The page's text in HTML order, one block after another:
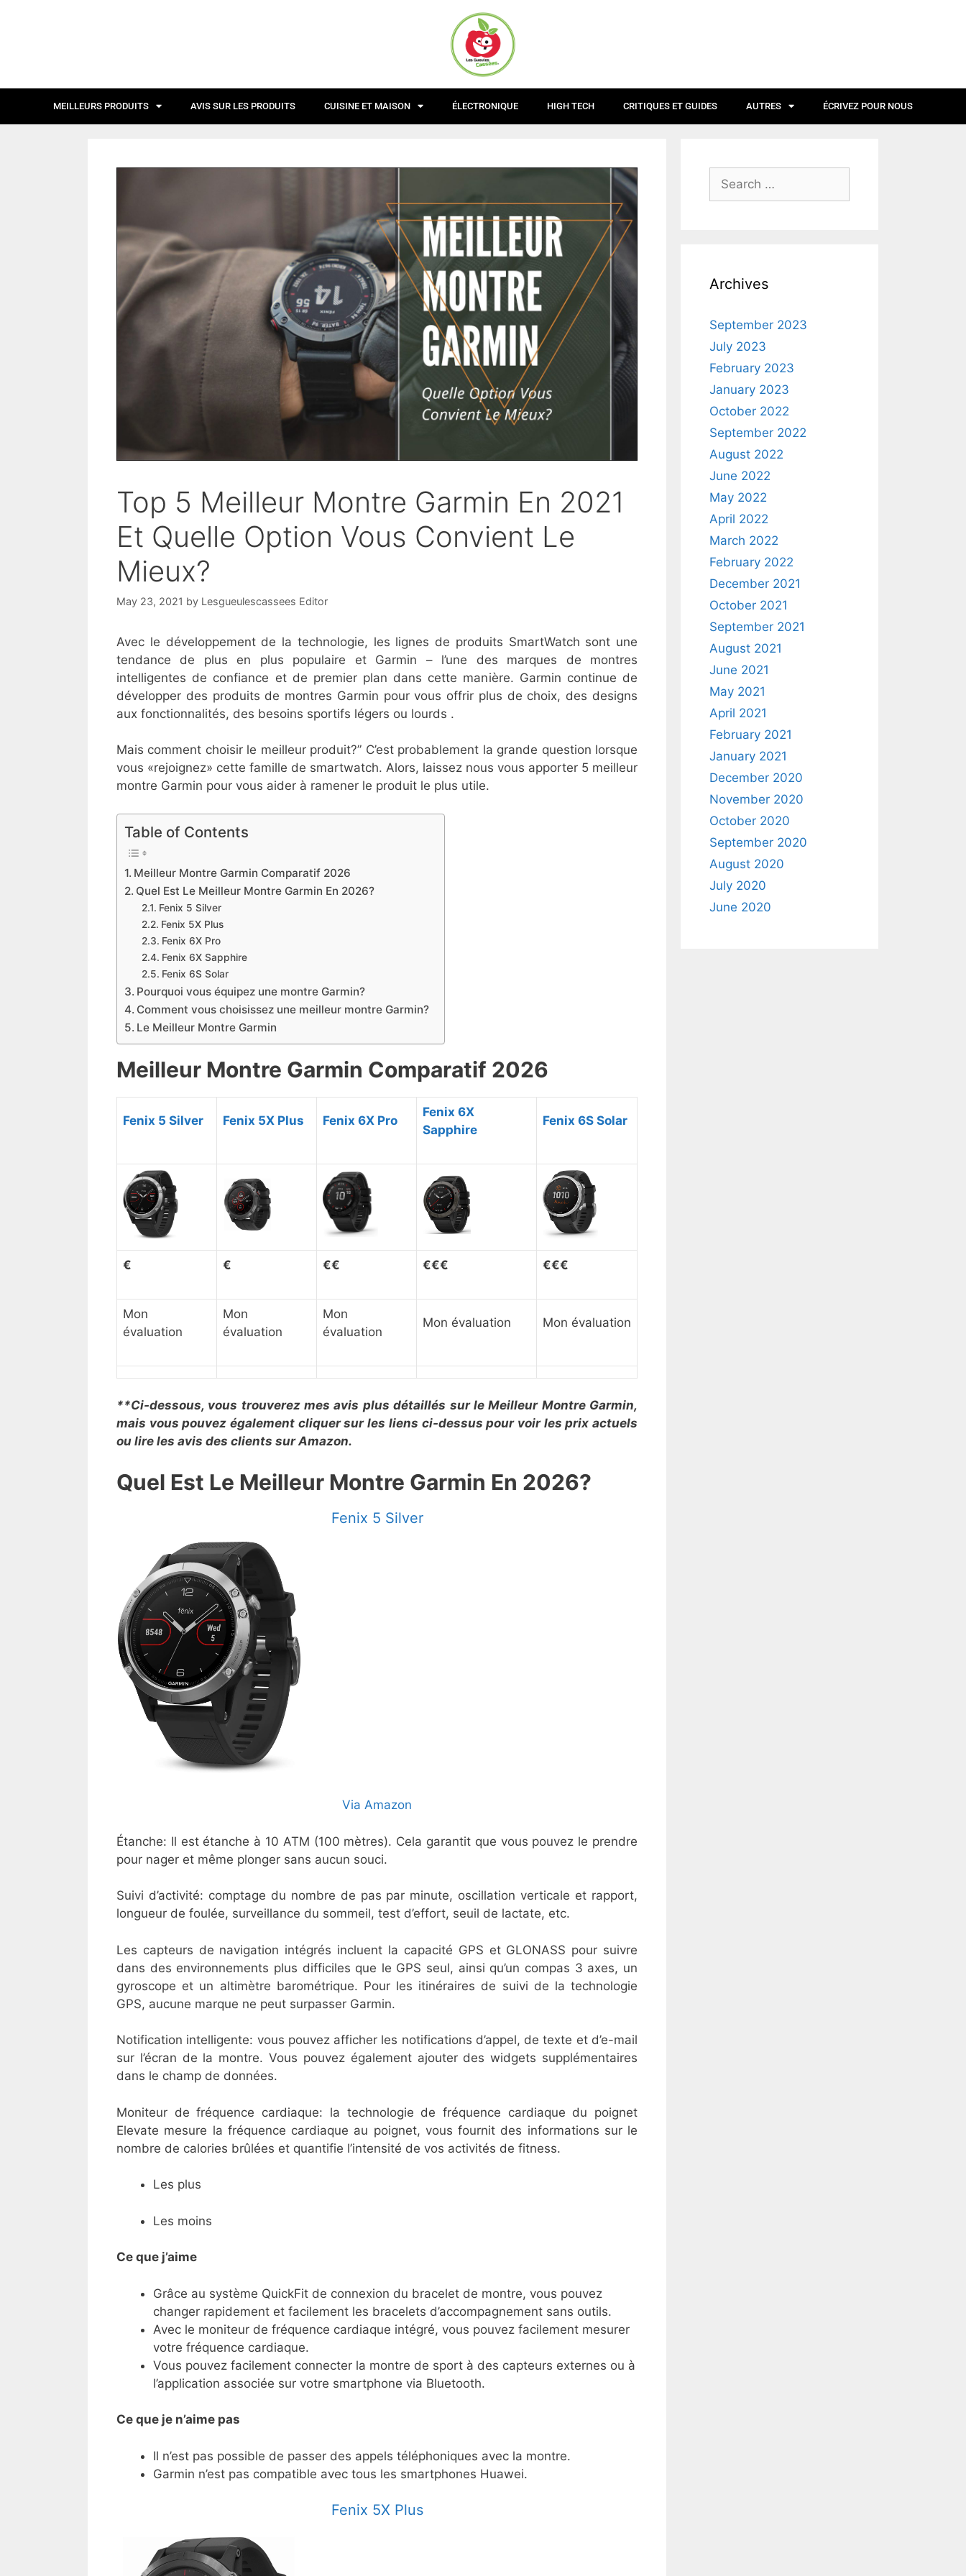
MEILLEURS PRODUITS AVIS SUR LES PRODUITS CUISINE ET MAISON ÉLECTRONIQUE HIGH TECH CRITIQUES ET GUIDES AUTRES ÉCRIVEZ POUR NOUS
Top 5 Meilleur Montre Garmin En 2021
Et Quelle Option Vous Convient Le
Mieux?
May 23, 2021 by Lesgueulescassees Editor
Avec le développement de la technologie, les lignes de produits SmartWatch sont une
tendance de plus en plus populaire et Garmin – l’une des marques de montres
intelligentes de confiance et de premier plan dans cette manière. Garmin continue de
développer des produits de montres Garmin pour vous offrir plus de choix, des designs
aux fonctionnalités, des besoins sportifs légers ou lourds .
Mais comment choisir le meilleur produit?” C’est probablement la grande question lorsque
vous «rejoignez» cette famille de smartwatch. Alors, laissez nous vous apporter 5 meilleur
montre Garmin pour vous aider à ramener le produit le plus utile.
Table of Contents
Meilleur Montre Garmin Comparatif 2026
Quel Est Le Meilleur Montre Garmin En 2026?
Fenix 5 Silver
Fenix 5X Plus
Fenix 6X Pro
Fenix 6X Sapphire
Fenix 6S Solar
Pourquoi vous équipez une montre Garmin?
Comment vous choisissez une meilleur montre Garmin?
​Le ​Meilleur Montre Garmin
Meilleur Montre Garmin Comparatif 2026
Fenix 5 Silver Fenix 5X Plus Fenix 6X Pro
Fenix 6X
Sapphire
Fenix 6S Solar
€ € €€ €€€ €€€
Mon
évaluation
Mon
évaluation
Mon
évaluation
Mon évaluation Mon évaluation
**Ci-dessous, vous trouverez mes avis plus détaillés sur le Meilleur Montre Garmin,
mais vous pouvez également cliquer sur les liens ci-dessus pour voir les prix actuels
ou lire les avis des clients sur Amazon.
Quel Est Le Meilleur Montre Garmin En 2026?
Fenix 5 Silver
Via Amazon
Étanche: Il est étanche à 10 ATM (100 mètres). Cela garantit que vous pouvez le prendre
pour nager et même plonger sans aucun souci.
Suivi d’activité: comptage du nombre de pas par minute, oscillation verticale et rapport,
longueur de foulée, surveillance du sommeil, test d’effort, seuil de lactate, etc.
Les capteurs de navigation intégrés incluent la capacité GPS et GLONASS pour suivre
dans des environnements plus difficiles que le GPS seul, ainsi qu’un compas 3 axes, un
gyroscope et un altimètre barométrique. Pour les itinéraires de suivi de la technologie
GPS, aucune marque ne peut surpasser Garmin.
Notification intelligente: vous pouvez afficher les notifications d’appel, de texte et d’e-mail
sur l’écran de la montre. Vous pouvez également ajouter des widgets supplémentaires
dans le champ de données.
Moniteur de fréquence cardiaque: la technologie de fréquence cardiaque du poignet
Elevate mesure la fréquence cardiaque au poignet, vous fournit des informations sur le
nombre de calories brûlées et quantifie l’intensité de vos activités de fitness.
Les plus
Les moins
Ce que j’aime
Grâce au système QuickFit de connexion du bracelet de montre, vous pouvez
changer rapidement et facilement les bracelets d’accompagnement sans outils.
Avec le moniteur de fréquence cardiaque intégré, vous pouvez facilement mesurer
votre fréquence cardiaque.
Vous pouvez facilement connecter la montre de sport à des capteurs externes ou à
l’application associée sur votre smartphone via Bluetooth.
Ce que je n’aime pas
Il n’est pas possible de passer des appels téléphoniques avec la montre.
Garmin n’est pas compatible avec tous les smartphones Huawei.
Fenix 5X Plus
Archives
September 2023
July 2023
February 2023
January 2023
October 2022
September 2022
August 2022
June 2022
May 2022
April 2022
March 2022
February 2022
December 2021
October 2021
September 2021
August 2021
June 2021
May 2021
April 2021
February 2021
January 2021
December 2020
November 2020
October 2020
September 2020
August 2020
July 2020
June 2020